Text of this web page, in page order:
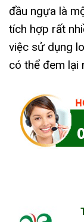
đầu ngựa là
tích hợp rất
việc sử dụng
có thể đem lại